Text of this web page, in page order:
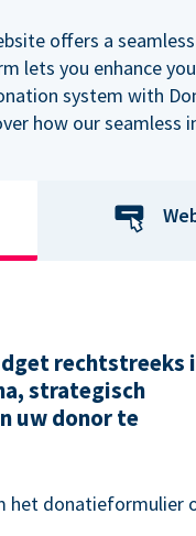
offers a
lets you enhance
system with
how our seamless
rechtstreeks
strategisch
uw donor te
het donatieformulier